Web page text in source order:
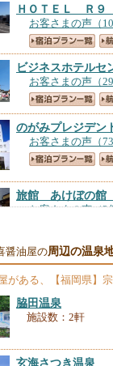
ＨＯＴＥＬ Ｒ
お客さまの声（
ビジネスホテルセ
お客さまの声（
のがみプレジデン
お客さまの声（
旅館 あけぼの館
お客さまの声（2
醤油屋の周辺の温泉
がある、【福岡県】
脇田温泉
施設数：2軒
玄海さつき温泉